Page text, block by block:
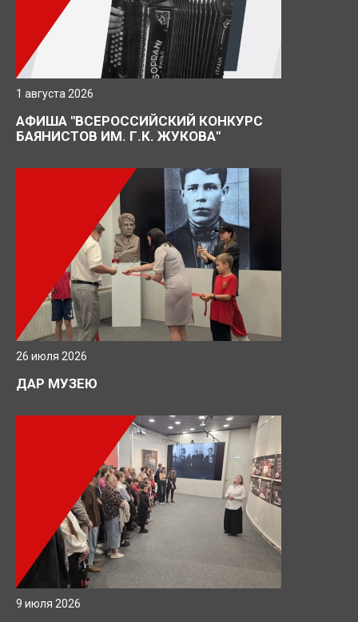
1 августа 2026
АФИША "ВСЕРОССИЙСКИЙ КОНКУРС
БАЯНИСТОВ ИМ. Г.К. ЖУКОВА"
26 июля 2026
ДАР МУЗЕЮ
9 июля 2026